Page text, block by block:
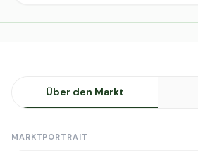
Über den Markt
MARKTPORTRAIT